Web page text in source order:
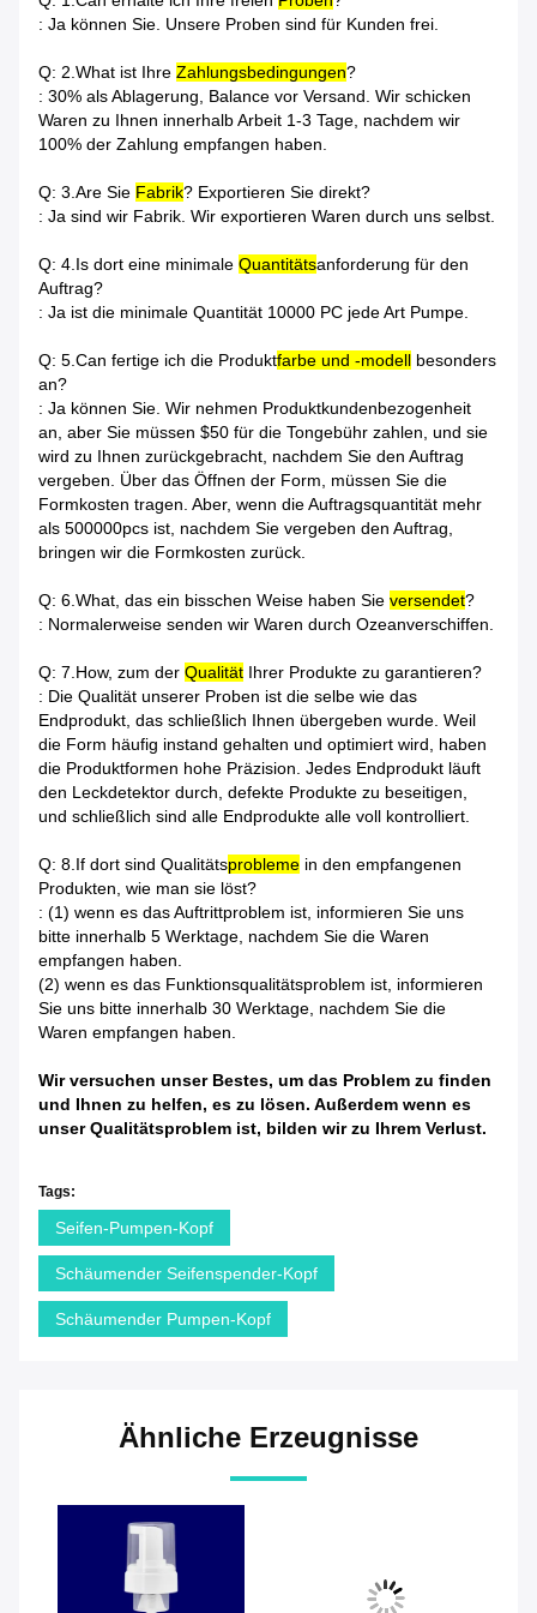
: Ja können Sie. Unsere Proben sind für Kunden frei.
Q: 2.What ist Ihre Zahlungsbedingungen?
: 30% als Ablagerung, Balance vor Versand. Wir schicken
Waren zu Ihnen innerhalb Arbeit 1-3 Tage, nachdem wir
100% der Zahlung empfangen haben.
Q: 3.Are Sie Fabrik? Exportieren Sie direkt?
: Ja sind wir Fabrik. Wir exportieren Waren durch uns selbst.
Q: 4.Is dort eine minimale Quantitätsanforderung für den
Auftrag?
: Ja ist die minimale Quantität 10000 PC jede Art Pumpe.
Q: 5.Can fertige ich die Produktfarbe und -modell besonders
an?
: Ja können Sie. Wir nehmen Produktkundenbezogenheit
an, aber Sie müssen $50 für die Tongebühr zahlen, und sie
wird zu Ihnen zurückgebracht, nachdem Sie den Auftrag
vergeben. Über das Öffnen der Form, müssen Sie die
Formkosten tragen. Aber, wenn die Auftragsquantität mehr
als 500000pcs ist, nachdem Sie vergeben den Auftrag,
bringen wir die Formkosten zurück.
Q: 6.What, das ein bisschen Weise haben Sie versendet?
: Normalerweise senden wir Waren durch Ozeanverschiffen.
Q: 7.How, zum der Qualität Ihrer Produkte zu garantieren?
: Die Qualität unserer Proben ist die selbe wie das
Endprodukt, das schließlich Ihnen übergeben wurde. Weil
die Form häufig instand gehalten und optimiert wird, haben
die Produktformen hohe Präzision. Jedes Endprodukt läuft
den Leckdetektor durch, defekte Produkte zu beseitigen,
und schließlich sind alle Endprodukte alle voll kontrolliert.
Q: 8.If dort sind Qualitätsprobleme in den empfangenen
Produkten, wie man sie löst?
: (1) wenn es das Auftrittproblem ist, informieren Sie uns
bitte innerhalb 5 Werktage, nachdem Sie die Waren
empfangen haben.
(2) wenn es das Funktionsqualitätsproblem ist, informieren
Sie uns bitte innerhalb 30 Werktage, nachdem Sie die
Waren empfangen haben.
Wir versuchen unser Bestes, um das Problem zu finden
und Ihnen zu helfen, es zu lösen. Außerdem wenn es
unser Qualitätsproblem ist, bilden wir zu Ihrem Verlust.
Tags:
Seifen-Pumpen-Kopf
Schäumender Seifenspender-Kopf
Schäumender Pumpen-Kopf
Ähnliche Erzeugnisse